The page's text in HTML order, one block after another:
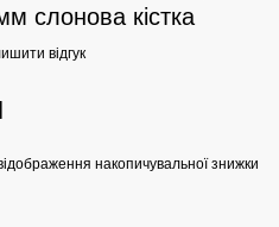
слонова кістка
відгук
накопичувальної знижки